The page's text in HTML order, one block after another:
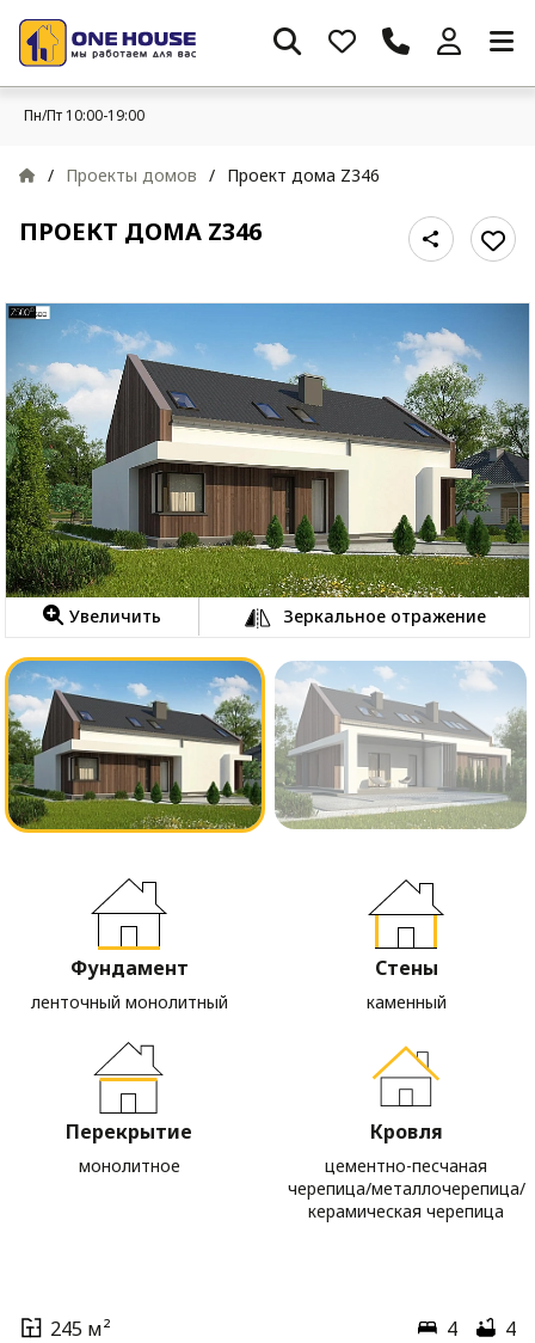
Пн/Пт 10:00-19:00
/ Проекты домов / Проект дома Z346
ПРОЕКТ ДОМА Z346
Увеличить Зеркальное отражение
Фундамент
ленточный монолитный
Стены
каменный
Перекрытие
монолитное
Кровля
цементно-песчаная
черепица/металлочерепица/
керамическая черепица
245 м² 4 4